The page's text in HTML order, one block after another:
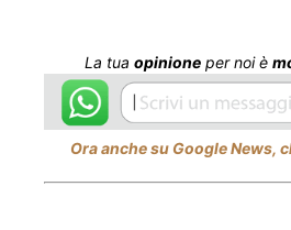
La tua opinione per noi è
Ora anche su Google News,